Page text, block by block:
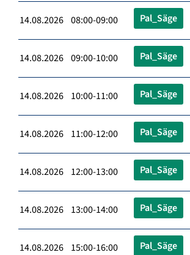
14.08.2026 08:00-09:00 Pal_Säge
14.08.2026 09:00-10:00 Pal_Säge
14.08.2026 10:00-11:00 Pal_Säge
14.08.2026 11:00-12:00 Pal_Säge
14.08.2026 12:00-13:00 Pal_Säge
14.08.2026 13:00-14:00 Pal_Säge
14.08.2026 15:00-16:00 Pal_Säge